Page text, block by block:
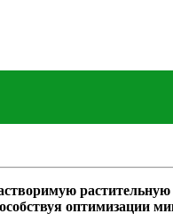
оптимизации